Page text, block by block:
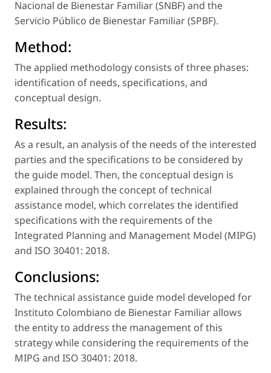
Nacional de Bienestar Familiar (SNBF) and the
Servicio Público de Bienestar Familiar (SPBF).
Method:
The applied methodology consists of three phases:
identification of needs, specifications, and
conceptual design.
Results:
As a result, an analysis of the needs of the interested
parties and the specifications to be considered by
the guide model. Then, the conceptual design is
explained through the concept oftechnical
assistance model, which correlates the identified
specifications with the requirements of the
Integrated Planning and Management Model (MIPG)
and ISO 30401: 2018.
Conclusions:
The technical assistance guide model developed for
Instituto Colombiano de Bienestar Familiar allows
the entity to address the management of this
strategy while considering the requirements of the
MIPG and ISO 30401: 2018.